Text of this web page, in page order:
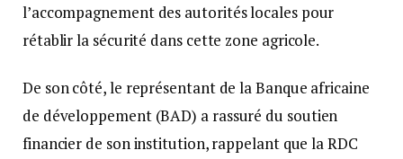
l’accompagnement des autorités locales pour
rétablir la sécurité dans cette zone agricole.
De son côté, le représentant de la Banque africaine
de développement (BAD) a rassuré du soutien
financier de son institution, rappelant que la RDC